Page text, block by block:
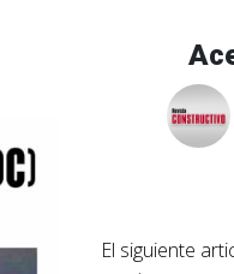
El siguiente